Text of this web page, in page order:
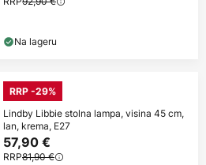
Na lageru
RRP -29%
Lindby Libbie stolna lampa, visina 45 cm,
lan, krema, E27
57,90 €
RRP81,90 €